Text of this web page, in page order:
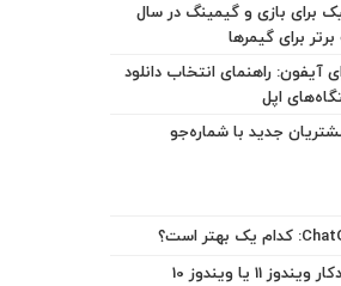
برای بازی و گیمینگ در سال
آیفون: راهنمای انتخاب دانلود
اپل
جدید با شماره‌جو
چگونه از قفل شدن خودکار ویندوز 11 یا ویندوز 10